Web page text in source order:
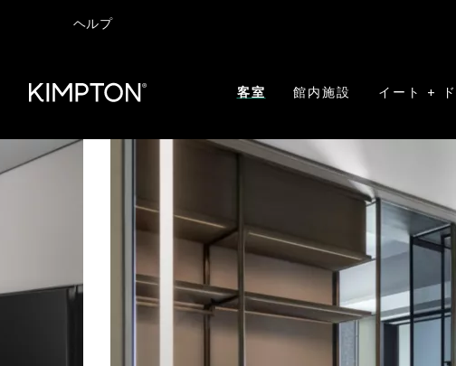
ヘルプ
客室 館内施設 イート +